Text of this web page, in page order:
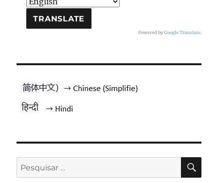
Powered byGoogle Translate.
Pesquisar
por: